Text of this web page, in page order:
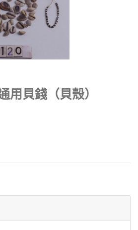
用貝錢（貝殼）